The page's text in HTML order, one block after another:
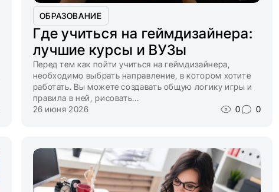
ОБРАЗОВАНИЕ
Где учиться на геймдизайнера:
лучшие курсы и ВУЗы
Перед тем как пойти учиться на геймдизайнера,
необходимо выбрать направление, в котором хотите
работать. Вы можете создавать общую логику игры и
правила в ней, рисовать...
26 июня 2026
0 0